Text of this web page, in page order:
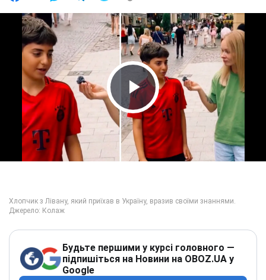
Play Video
Будьте першими у курсі головного —
підпишіться на Новини на OBOZ.UA у
Google